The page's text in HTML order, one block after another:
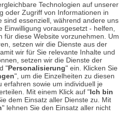
Technologien auf unserer
oder Zugriff von Informationen in
sind essenziell, während andere uns
vorausgesetzt - helfen,
für diese Website vorzunehmen. Um
setzen wir die Dienste aus der
wir für Sie relevante Inhalte und
setzen wir die Dienste der
"Personalisierung" ein. Klicken Sie
", um die Einzelheiten zu diesen
erfahren sowie um individuell je
Mit einem Klick auf "Ich bin
dem Einsatz aller Dienste zu. Mit
" lehnen Sie den Einsatz aller nicht
in Meckenheim
Steinbüchel 6
Meckenheim
9:00 Uhr bis 18:00 Uhr
Information
Sie uns im Netz